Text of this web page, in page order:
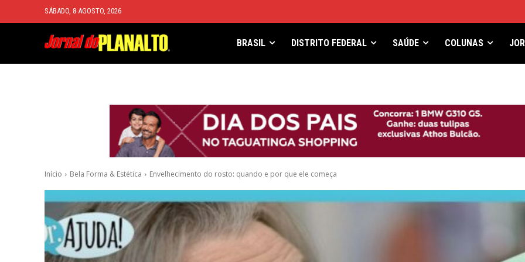
SÁBADO, 8 AGOSTO, 2026
BRASIL DISTRITO FEDERAL SAÚDE COLUNAS
Início Bela Forma & Estética Envelhecimento do rosto: quando e por que ele começa